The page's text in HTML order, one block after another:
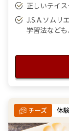
正しいテイ
J.S.A.ソムリ
学習法など
チーズ 体